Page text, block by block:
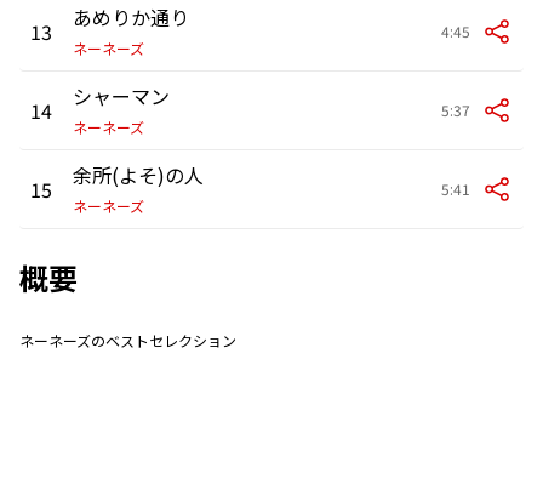
13 あめりか通り
ネーネーズ
4:45
14 シャーマン
ネーネーズ
5:37
15 余所(よそ)の人
ネーネーズ
5:41
概要
ネーネーズのベストセレクション